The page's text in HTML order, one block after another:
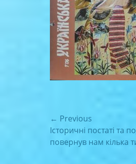
Навігація
записів
← Previous
Previous
post:
Історичні постаті та
повернув нам кілька